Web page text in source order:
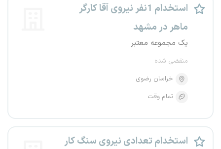
استخدام 1نفر نیروی آقا کارگر
ماهر در مشهد
یک مجموعه معتبر
منقضی شده
خراسان رضوی
تمام وقت
استخدام تعدادی نیروی سنگ کار